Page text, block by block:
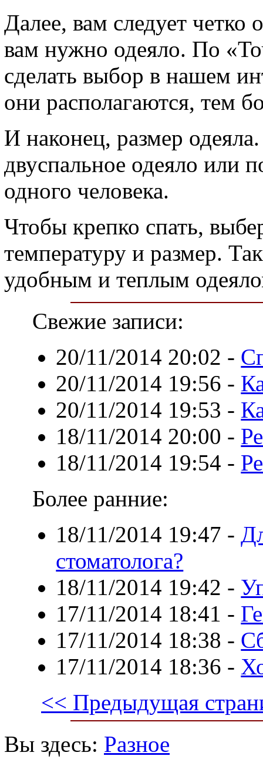
Далее, вам следует четко
вам нужно одеяло. По
сделать выбор в нашем
они располагаются, тем
И наконец, размер
двуспальное одеяло или
одного человека.
Чтобы крепко спать,
температуру и размер.
удобным и теплым
Свежие записи:
20/11/2014 20:02 -
20/11/2014 19:56 -
20/11/2014 19:53 -
18/11/2014 20:00 -
18/11/2014 19:54 -
Более ранние:
18/11/2014 19:47 -
стоматолога?
18/11/2014 19:42 -
17/11/2014 18:41 -
17/11/2014 18:38 -
17/11/2014 18:36 -
<< Предыдущая
Вы здесь: Разное